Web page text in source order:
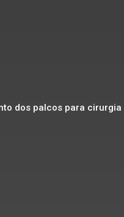
dos palcos para cirurgia